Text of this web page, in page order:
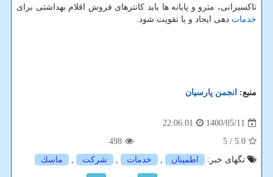
تاکسیرانی، مترو و پایانه ها باید کانترهای فروش اقلام بهداشتی برای
خدمات دهی ایجاد و یا تقویت شود.
منبع: انجمن پارسیان
1400/05/11
22:06:01
5.0
/ 5
498
تگهای خبر:
اطمینان , خدمات , شركت , ماسك